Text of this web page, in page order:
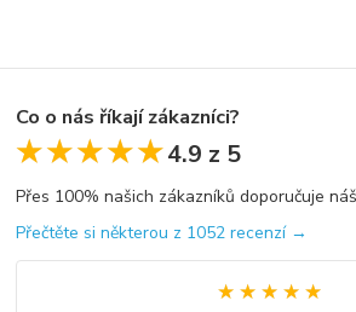
Co o nás říkají zákazníci?
★★★★★
★★★★★4.9 z 5
Přes 100% našich zákazníků doporučuje
Přečtěte si některou z 1052 recenzí →
★★★★★
★★★★★